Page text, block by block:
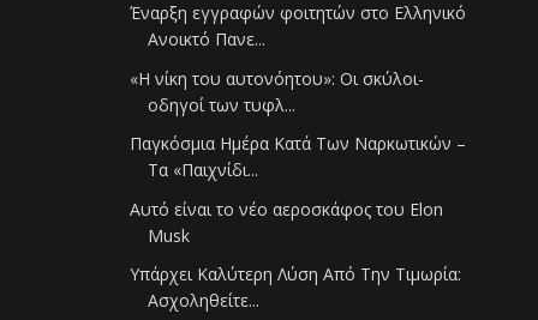
Έναρξη εγγραφών φοιτητών στο Ελληνικό
Ανοικτό Πανε...
«Η νίκη του αυτονόητου»: Οι σκύλοι-
οδηγοί των τυφλ...
Παγκόσμια Ημέρα Κατά Των Ναρκωτικών –
Τα «Παιχνίδι...
Αυτό είναι το νέο αεροσκάφος του Elon
Musk
Υπάρχει Καλύτερη Λύση Από Την Τιμωρία:
Ασχοληθείτε...